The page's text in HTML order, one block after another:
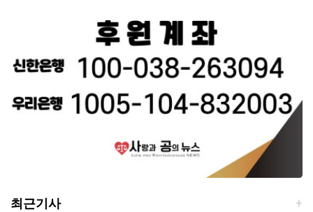
최근기사